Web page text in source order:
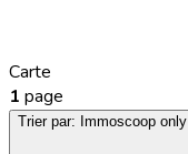
Carte
1 page
Trier par: Immoscoop only